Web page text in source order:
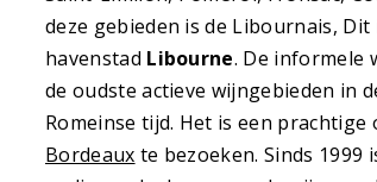
deze gebieden is de Libournais,
havenstad Libourne. De informele
de oudste actieve wijngebieden in
Romeinse tijd. Het is een
Bordeaux te bezoeken. Sinds 1999